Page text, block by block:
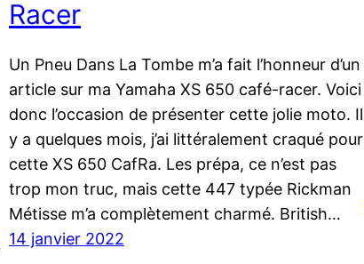
Racer
Un Pneu Dans La Tombe m’a fait l’honneur d’un
article sur ma Yamaha XS 650 café-racer. Voici
donc l’occasion de présenter cette jolie moto. Il
y a quelques mois, j’ai littéralement craqué pour
cette XS 650 CafRa. Les prépa, ce n’est pas
trop mon truc, mais cette 447 typée Rickman
Métisse m’a complètement charmé. British…
14 janvier 2022